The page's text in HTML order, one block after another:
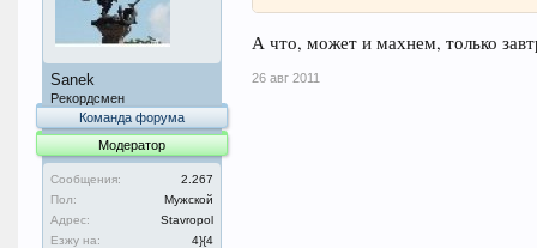
Sanek
Рекордсмен
Команда форума
Модератор
Сообщения:
2.267
Пол:
Мужской
Адрес:
Stavropol
Езжу на:
4}{4
А что, может и махнем, только
26 авг 2011